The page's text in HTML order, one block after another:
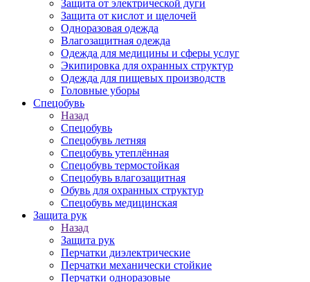
Защита от электрической дуги
Защита от кислот и щелочей
Одноразовая одежда
Влагозащитная одежда
Одежда для медицины и сферы услуг
Экипировка для охранных структур
Одежда для пищевых производств
Головные уборы
Спецобувь
Назад
Спецобувь
Спецобувь летняя
Спецобувь утеплённая
Спецобувь термостойкая
Спецобувь влагозащитная
Обувь для охранных структур
Спецобувь медицинская
Защита рук
Назад
Защита рук
Перчатки диэлектрические
Перчатки механически стойкие
Перчатки одноразовые